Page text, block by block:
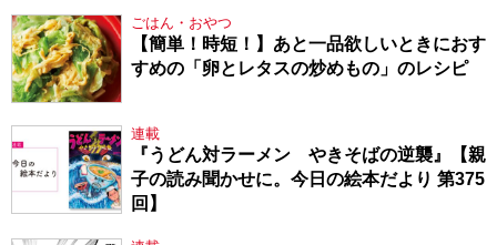
ごはん・おやつ
【簡単！時短！】あと一品欲しいときにおす
すめの「卵とレタスの炒めもの」のレシピ
連載
『うどん対ラーメン やきそばの逆襲』【親
子の読み聞かせに。今日の絵本だより 第375
回】